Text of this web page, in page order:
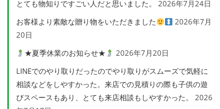
とても物知りですごい人だと思いました。
2026年7月24日
お客様より素敵な贈り物をいただきました
2026年7月
20日
★夏季休業のお知らせ★
2026年7月20日
LINEでのやり取りだったのでやり取りがスムーズで気軽に
相談などをしやすかった。来店での見積りの際も子供の遊
びスペースもあり、とても来店相談もしやすかった。
2026